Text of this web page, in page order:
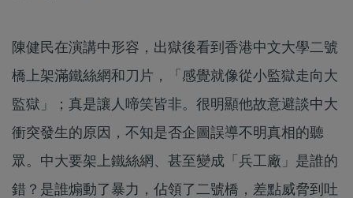
陳健民在演講中形容，出獄後看到香港中文大學二號
橋上架滿鐵絲網和刀片，「感覺就像從小監獄走向大
監獄」；真是讓人啼笑皆非。很明顯他故意避談中大
衝突發生的原因，不知是否企圖誤導不明真相的聽
眾。中大要架上鐵絲網、甚至變成「兵工廠」是誰的
錯？是誰煽動了暴力，佔領了二號橋，差點威脅到吐